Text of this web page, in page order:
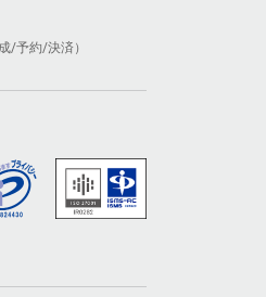
/予約/決済）